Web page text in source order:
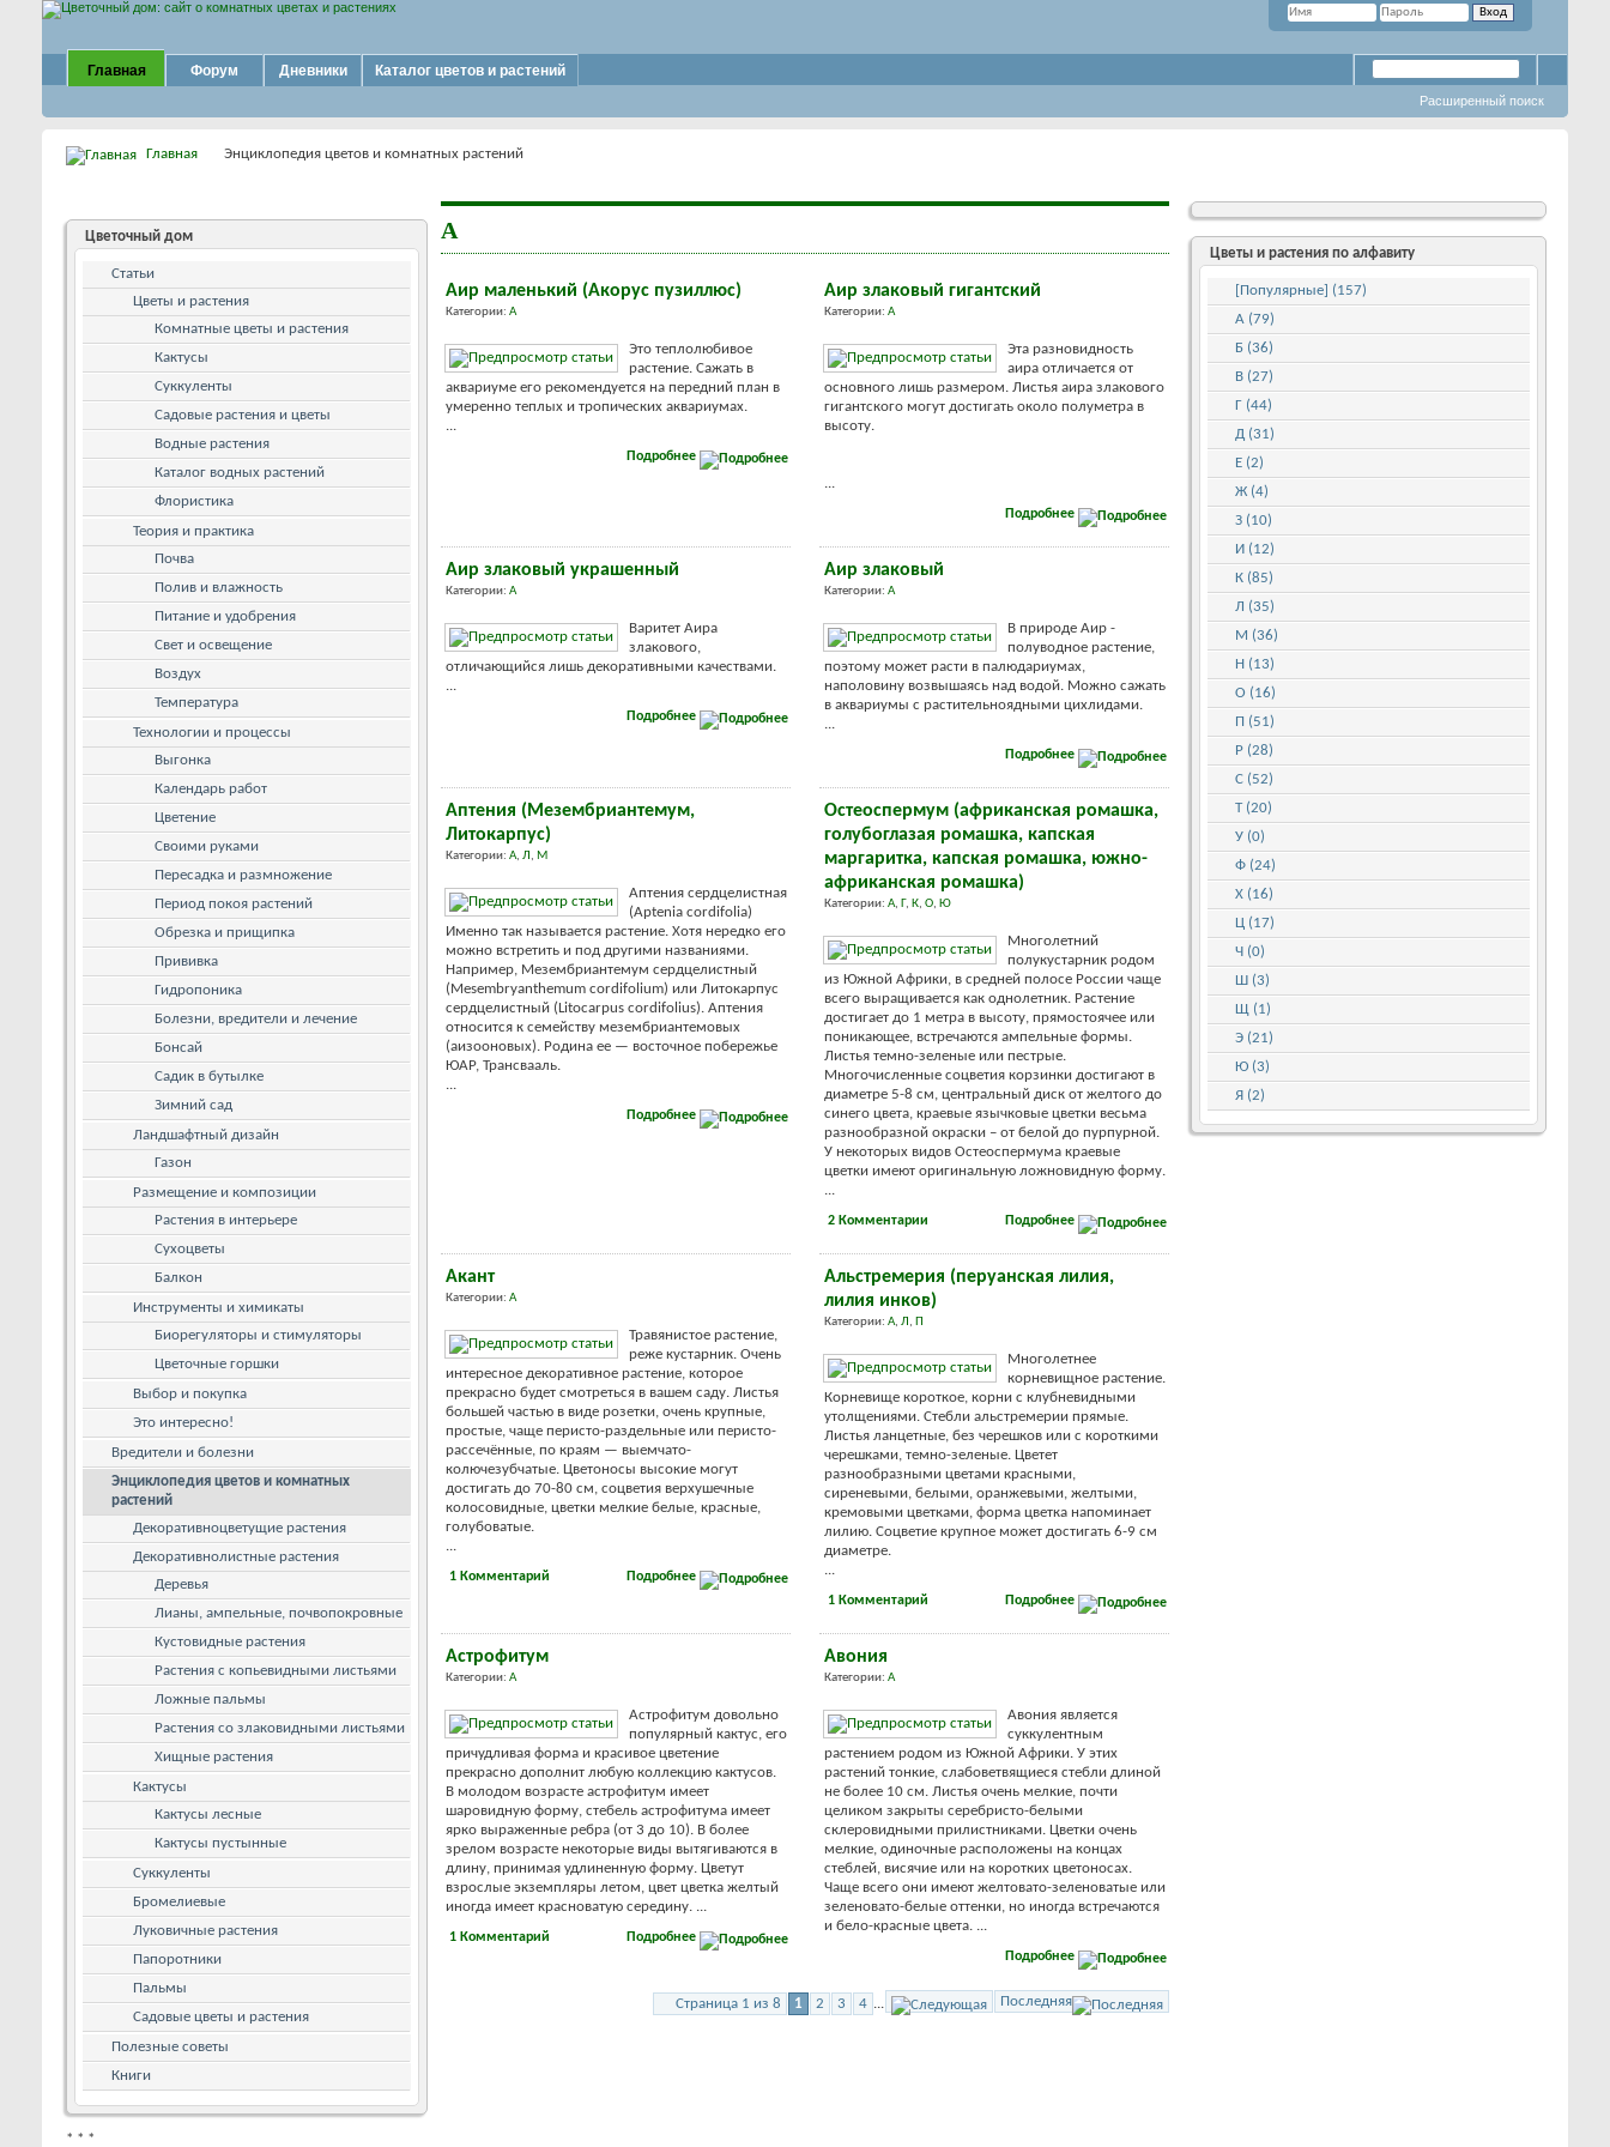
Главная Форум Дневники Каталог цветов и растений
Расширенный поиск
Главная Энциклопедия цветов и комнатных растений
А
Аир маленький (Акорус пузиллюс)
Категории: А
Это теплолюбивое
растение. Сажать в
аквариуме его рекомендуется на передний план в
умеренно теплых и тропических аквариумах.
Подробнее
Аир злаковый гигантский
Категории: А
Эта разновидность
аира отличается от
основного лишь размером. Листья аира злакового
гигантского могут достигать около полуметра в
высоту.
Подробнее
Аир злаковый украшенный
Категории: А
Варитет Аира
злакового,
отличающийся лишь декоративными качествами.
Подробнее
Аир злаковый
Категории: А
В природе Аир -
полуводное растение,
поэтому может расти в палюдариумах,
наполовину возвышаясь над водой. Можно сажать
в аквариумы с растительноядными цихлидами.
Подробнее
Аптения (Мезембриантемум,
Литокарпус)
Категории: А, Л , М
Аптения сердцелистная
(Aptenia cordifolia)
Именно так называется растение. Хотя нередко его
можно встретить и под другими названиями.
Например, Мезембриантемум сердцелистный
(Mesembryanthemum cordifolium) или Литокарпус
сердцелистный (Litocarpus cordifolius). Аптения
относится к семейству мезембриантемовых
(аизооновых). Родина ее — восточное побережье
ЮАР, Трансвааль.
Подробнее
Остеоспермум (африканская ромашка,
голубоглазая ромашка, капская
маргаритка, капская ромашка, южно-
африканская ромашка)
Категории: А, Г, К, О, Ю
Многолетний
полукустарник родом
из Южной Африки, в средней полосе России чаще
всего выращивается как однолетник. Растение
достигает до 1 метра в высоту, прямостоячее или
поникающее, встречаются ампельные формы.
Листья темно-зеленые или пестрые.
Многочисленные соцветия корзинки достигают в
диаметре 5-8 см, центральный диск от желтого до
синего цвета, краевые язычковые цветки весьма
разнообразной окраски – от белой до пурпурной.
У некоторых видов Остеоспермума краевые
цветки имеют оригинальную ложновидную форму.
Подробнее
2 Комментарии
Акант
Категории: А
Травянистое растение,
реже кустарник. Очень
интересное декоративное растение, которое
прекрасно будет смотреться в вашем саду. Листья
большей частью в виде розетки, очень крупные,
простые, чаще перисто-раздельные или перисто-
рассечённые, по краям — выемчато-
колючезубчатые. Цветоносы высокие могут
достигать до 70-80 см, соцветия верхушечные
колосовидные, цветки мелкие белые, красные,
голубоватые.
Подробнее
1 Комментарий
Альстремерия (перуанская лилия,
лилия инков)
Категории: А, Л , П
Многолетнее
корневищное растение.
Корневище короткое, корни с клубневидными
утолщениями. Стебли альстремерии прямые.
Листья ланцетные, без черешков или с короткими
черешками, темно-зеленые. Цветет
разнообразными цветами красными,
сиреневыми, белыми, оранжевыми, желтыми,
кремовыми цветками, форма цветка напоминает
лилию. Соцветие крупное может достигать 6-9 см
диаметре.
Подробнее
1 Комментарий
Астрофитум
Категории: А
Астрофитум довольно
популярный кактус, его
причудливая форма и красивое цветение
прекрасно дополнит любую коллекцию кактусов.
В молодом возрасте астрофитум имеет
шаровидную форму, стебель астрофитума имеет
ярко выраженные ребра (от 3 до 10). В более
зрелом возрасте некоторые виды вытягиваются в
длину, принимая удлиненную форму. Цветут
взрослые экземпляры летом, цвет цветка желтый
иногда имеет красноватую середину. ...
Подробнее
1 Комментарий
Авония
Категории: А
Авония является
суккулентным
растением родом из Южной Африки. У этих
растений тонкие, слабоветвящиеся стебли длиной
не более 10 см. Листья очень мелкие, почти
целиком закрыты серебристо-белыми
склеровидными прилистниками. Цветки очень
мелкие, одиночные расположены на концах
стеблей, висячие или на коротких цветоносах.
Чаще всего они имеют желтовато-зеленоватые или
зеленовато-белые оттенки, но иногда встречаются
и бело-красные цвета. ...
Подробнее
Страница 1 из 8 1 2 3 4 Последняя
Цветы и растения по алфавиту
[Популярные] (157)
А (79)
Б (36)
В (27)
Г (44)
Д (31)
Е (2)
Ж (4)
З (10)
И (12)
К (85)
Л (35)
М (36)
Н (13)
О (16)
П (51)
Р (28)
С (52)
Т (20)
У (0)
Ф (24)
Х (16)
Ц (17)
Ч (0)
Ш (3)
Щ (1)
Э (21)
Ю (3)
Я (2)
Цветочный дом
Статьи
Цветы и растения
Комнатные цветы и растения
Кактусы
Суккуленты
Садовые растения и цветы
Водные растения
Каталог водных растений
Флористика
Теория и практика
Почва
Полив и влажность
Питание и удобрения
Свет и освещение
Воздух
Температура
Технологии и процессы
Выгонка
Календарь работ
Цветение
Своими руками
Пересадка и размножение
Период покоя растений
Обрезка и прищипка
Прививка
Гидропоника
Болезни, вредители и лечение
Бонсай
Садик в бутылке
Зимний сад
Ландшафтный дизайн
Газон
Размещение и композиции
Растения в интерьере
Сухоцветы
Балкон
Инструменты и химикаты
Биорегуляторы и стимуляторы
Цветочные горшки
Выбор и покупка
Это интересно!
Вредители и болезни
Энциклопедия цветов и комнатных
растений
Декоративноцветущие растения
Декоративнолистные растения
Деревья
Лианы, ампельные, почвопокровные
Кустовидные растения
Растения с копьевидными листьями
Ложные пальмы
Растения со злаковидными листьями
Хищные растения
Кактусы
Кактусы лесные
Кактусы пустынные
Суккуленты
Бромелиевые
Луковичные растения
Папоротники
Пальмы
Садовые цветы и растения
Полезные советы
Книги
* * *